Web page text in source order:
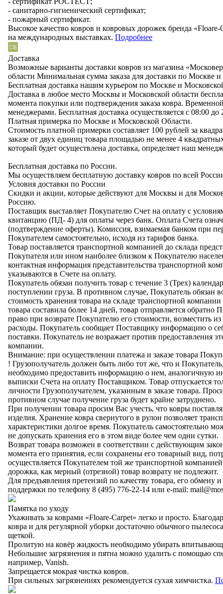
- санитарно-гигиенический сертификат;
- пожарный сертификат.
Высокое качество ковров и ковровых дорожек бренда
на международных выставках. Подробнее
Доставка
Возможные варианты доставки ковров из магазина
области Минимальная сумма заказа для доставки по Москве
Бесплатная доставка нашим курьером по Москве и
Доставка в любое место Москвы и Московской области
момента покупки или подтверждения заказа ковра.
менеджерами. Бесплатная доставка осуществляется с 08:00 до
Платная примерка по Москве и Московской Области.
Стоимость платной примерки составляет 100 рублей за
заказе от двух единиц товара площадью не менее 4
который будет осуществлена доставка, определяет наш
Бесплатная доставка по России.
Мы осуществляем бесплатную доставку ковров по всей
Условия доставки по России
Скидки и акции, которые действуют для Москвы и для
Россию.
Поставщик выставляет Покупателю Счет на оплату с
квитанцию (ПД- 4) для оплаты через банк. Оплата Счета
(подтверждение оферты). Комиссия, взимаемая банком при
Покупателем самостоятельно, исходя из тарифов банка.
Товар поставляется транспортной компанией до склада
Покупателя или ином наиболее близком к Покупателю
контактная информация представительства транспортной
указываются в Счете на оплату.
Покупатель обязан получить товар с течение 3 (Трех)
поступлении груза. В противном случае, Покупатель обязан
стоимость хранения товара на складе транспортной
товара составила более 14 дней, товар отправляется
право при возврате Покупателю его стоимости, возместить
расходы. Покупатель сообщает Поставщику информацию о
поставки. Покупатель не возражает против предоставления
компании.
Внимание: при осуществлении платежа и заказе товара
! Грузополучатель должен быть либо тот же, что и
необходимо предоставить информацию о нем, аналогичную
выписки Счета на оплату Поставщиком. Товар отпускается
личности Грузополучателем, указанным в заказе товара.
противном случае получение груза будет крайне затруднено.
При получении товара просим Вас учесть, что ковры
изделия. Хранение ковра свернутого в рулон позволяет
характеристики долгое время. Покупатель самостоятельно
не допускать хранения его в этом виде более чем одни сутки.
Возврат товара возможен в соответствии с действующим
момента его принятия, если сохранены его товарный вид,
осуществляется Покупателем той же транспортной
дорожка, как мерный (отрезной) товар возврату не подлежит.
Для предъявления претензий по качеству товара, его обмену
поддержки по телефону 8 (495) 776-22-14 или e-mail:
Памятка по уходу
Ухаживать за коврами «Floare-Сarpet» легко и просто.
ковра и для регулярной уборки достаточно обычного
щеткой.
Пролитую на ковёр жидкость необходимо убирать
Небольшие загрязнения и пятна можно удалить с помощью
например, Vanish.
Запрещается мокрая чистка ковров.
При сильных загрязнениях рекомендуется сухая химчистка.